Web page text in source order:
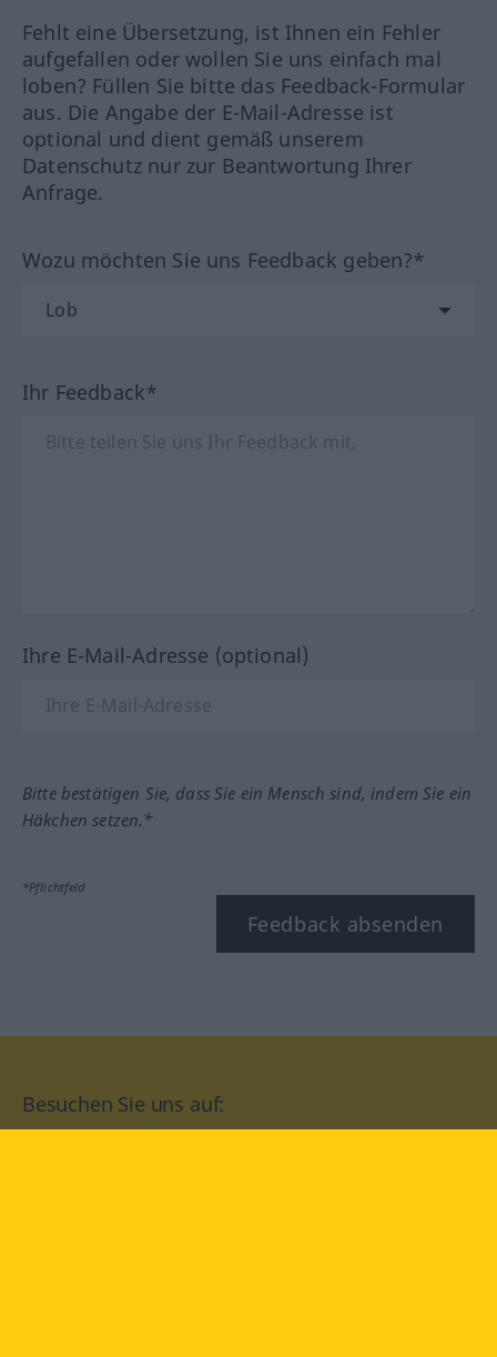
Fehlt eine Übersetzung, ist Ihnen ein Fehler
aufgefallen oder wollen Sie uns einfach mal
loben? Füllen Sie bitte das Feedback-Formular
aus. Die Angabe der E-Mail-Adresse ist
optional und dient gemäß unserem
Datenschutz nur zur Beantwortung Ihrer
Anfrage.
Wozu möchten Sie uns Feedback geben?*
Ihr Feedback*
Ihre E-Mail-Adresse (optional)
Bitte bestätigen Sie, dass Sie ein Mensch sind, indem Sie ein
Häkchen setzen.*
*Pflichtfeld
Feedback absenden
Besuchen Sie uns auf: